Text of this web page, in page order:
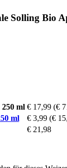
Solling Bio
ml € 17,99 (€
ml
€ 3,99 (€
€ 21,98